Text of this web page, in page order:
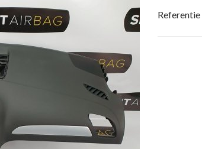
Referentie